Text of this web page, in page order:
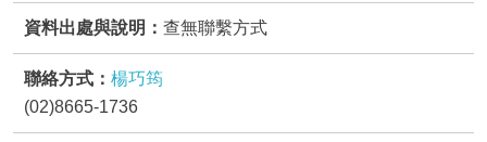
查無聯繫方式
楊巧筠
(02)8665-1736